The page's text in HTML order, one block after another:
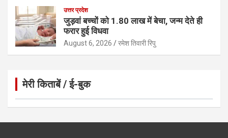
उत्तर प्रदेश
जुड़वां बच्चों को 1.80 लाख में बेचा, जन्म देते ही
फरार हुई विधवा
August 6, 2026 रमेश तिवारी रिपु
मेरी किताबें / ई-बुक
Click to Open Page